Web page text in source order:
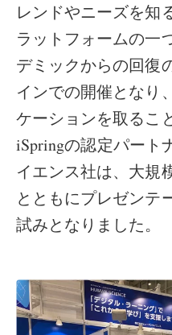
レンドやニーズを知
ラットフォームの一
デミックからの回復
インでの開催となり
ケーションを取るこ
iSpringの認定パート
イエンス社は、大規
とともにプレゼンテ
試みとなりました。